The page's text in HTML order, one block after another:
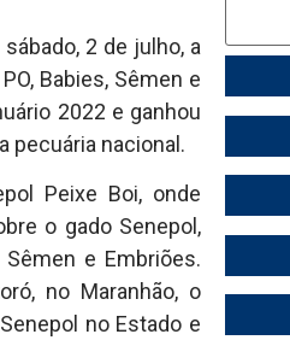
2 de julho, a
Babies, Sêmen e
2022 e ganhou
pecuária nacional.
Peixe Boi, onde
o gado Senepol,
e Embriões.
no Maranhão, o
no Estado e